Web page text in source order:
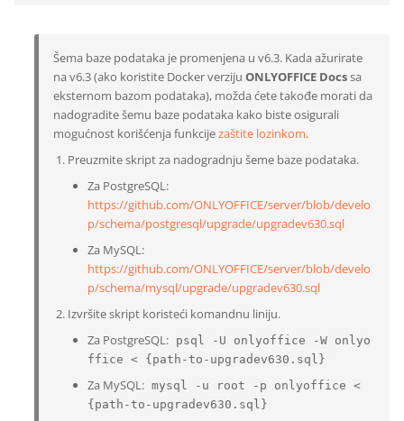
Šema baze podataka je promenjena u v6.3. Kada ažurirate
na v6.3 (ako koristite Docker verziju ONLYOFFICE Docssa
eksternom bazom podataka), možda ćete takođe morati da
nadogradite šemu baze podataka kako biste osigurali
mogućnost korišćenja funkcijezaštite lozinkom.
Preuzmite skript za nadogradnju šeme baze podataka.
Za PostgreSQL:
https://github.com/ONLYOFFICE/server/blob/develo
p/schema/postgresql/upgrade/upgradev630.sql
Za MySQL:
https://github.com/ONLYOFFICE/server/blob/develo
p/schema/mysql/upgrade/upgradev630.sql
Izvršite skript koristeći komandnu liniju.
Za PostgreSQL: psql -U onlyoffice -W onlyo
ffice < {path-to-upgradev630.sql}
Za MySQL: mysql -u root -p onlyoffice <
{path-to-upgradev630.sql}